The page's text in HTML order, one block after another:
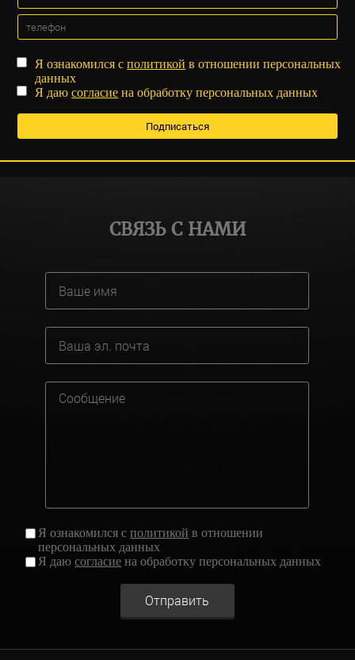
Я ознакомился сполитикой в отношении персональных
данных
Я даюсогласие на обработку персональных данных
СВЯЗЬ С НАМИ
Я ознакомился сполитикой в отношении
персональных данных
Я даюсогласие на обработку персональных данных
Отправить